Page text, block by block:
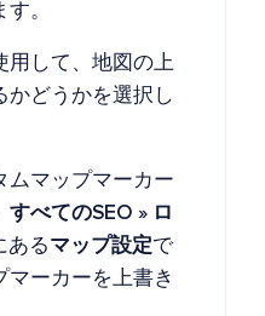
。
用して、地図の上
かどうかを選択し
ムマップマーカー
すべてのSEO » ロ
あるマップ設定で
マーカーを上書き